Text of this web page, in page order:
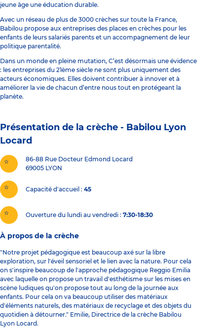
jeune âge une éducation durable.
Avec un réseau de plus de 3000 crèches sur toute la France,
Babilou propose aux entreprises des places en crèches pour les
enfants de leurs salariés parents et un accompagnement de leur
politique parentalité.
Dans un monde en pleine mutation, C’est désormais une évidence
: les entreprises du 21ème siècle ne sont plus uniquement des
acteurs économiques. Elles doivent contribuer à innover et à
améliorer la vie de chacun d’entre nous tout en protégeant la
planète.
Présentation de la crèche - Babilou Lyon
Locard
86-88 Rue Docteur Edmond Locard
69005 LYON
Capacité d'accueil 45
Ouverture du lundi au vendredi : 7:30-18:30
À propos de la crèche
"Notre projet pédagogique est beaucoup axé sur la libre
exploration, sur l'éveil sensoriel et le lien avec la nature. Pour cela
on s'inspire beaucoup de l'approche pédagogique Reggio Emilia
avec laquelle on propose un travail d'esthétisme sur les mises en
scène ludiques qu'on propose tout au long de la journée aux
enfants. Pour cela on va beaucoup utiliser des matériaux
d'éléments naturels, des matériaux de recyclage et des objets du
quotidien à détourner." Emilie, Directrice de la crèche Babilou
Lyon Locard.